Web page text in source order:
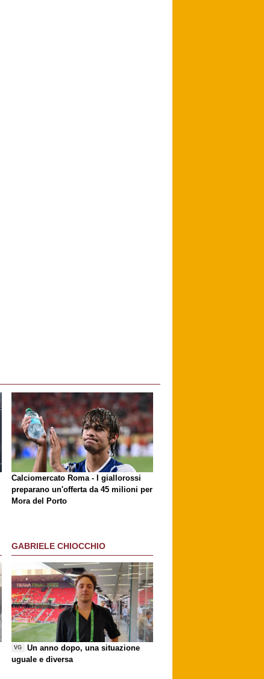
Calciomercato Roma - I giallorossi
preparano un'offerta da 45 milioni per
Mora del Porto
GABRIELE CHIOCCHIO
VG
Un anno dopo, una situazione
uguale e diversa